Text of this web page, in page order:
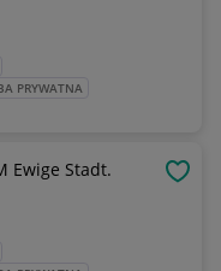
PRYWATNA
Ewige Stadt.